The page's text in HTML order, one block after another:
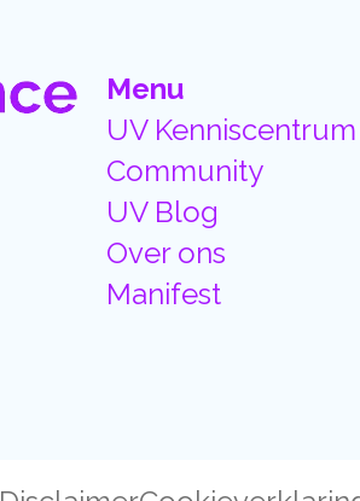
Menu
UV Kenniscentrum
Community
UV Blog
Over ons
Manifest